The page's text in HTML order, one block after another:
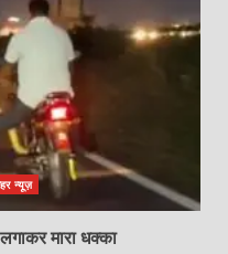
न्यूज़
मारा धक्का